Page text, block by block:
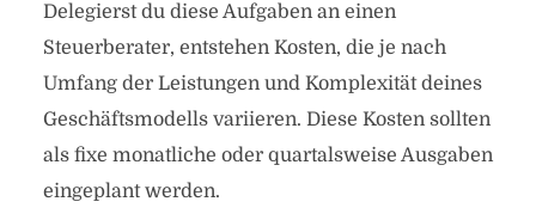
Delegierst du diese Aufgaben an einen
Steuerberater, entstehen Kosten, die je nach
Umfang der Leistungen und Komplexität deines
Geschäftsmodells variieren. Diese Kosten sollten
als fixe monatliche oder quartalsweise Ausgaben
eingeplant werden.